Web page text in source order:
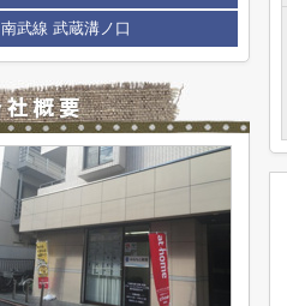
南武線 武蔵溝ノ口